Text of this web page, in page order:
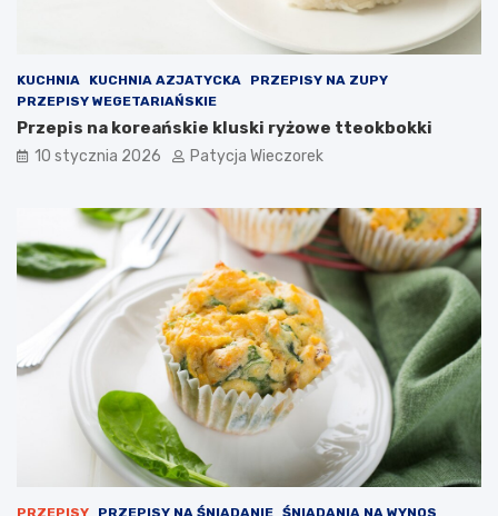
KUCHNIA KUCHNIA AZJATYCKA
PRZEPISY NA ZUPY
PRZEPISY WEGETARIAŃSKIE
Przepis na koreańskie kluski ryżowe tteokbokki
10 stycznia 2026 Patycja Wieczorek
PRZEPISY PRZEPISY NA ŚNIADANIE ŚNIADANIA NA WYNOS